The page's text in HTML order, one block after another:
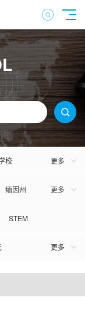
更多
校
更多
缅因州
STEM
更多